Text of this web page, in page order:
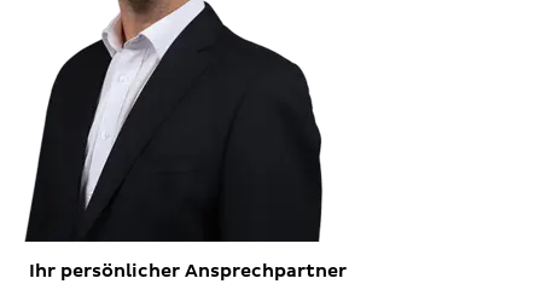
Ihr persönlicher Ansprechpartner